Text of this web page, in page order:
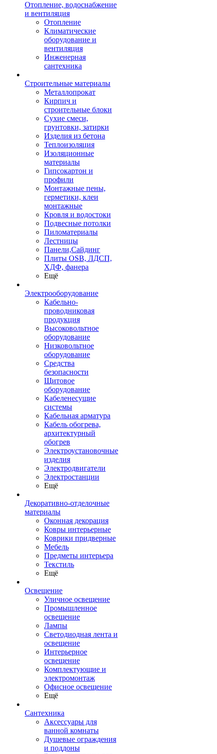
Отопление, водоснабжение
и вентиляция
Отопление
Климатические
оборудование и
вентиляция
Инженерная
сантехника
Строительные материалы
Металлопрокат
Кирпич и
строительные блоки
Сухие смеси,
грунтовки, затирки
Изделия из бетона
Теплоизоляция
Изоляционные
материалы
Гипсокартон и
профили
Монтажные пены,
герметики, клеи
монтажные
Кровля и водостоки
Подвесные потолки
Пиломатериалы
Лестницы
Панели,Сайдинг
Плиты OSB, ЛДСП,
ХДФ, фанера
Ещё
Электрооборудование
Кабельно-
проводниковая
продукция
Высоковольтное
оборудование
Низковольтное
оборудование
Средства
безопасности
Щитовое
оборудование
Кабеленесущие
системы
Кабельная арматура
Кабель обогрева,
архитектурный
обогрев
Электроустановочные
изделия
Электродвигатели
Электростанции
Ещё
Декоративно-отделочные
материалы
Оконная декорация
Ковры интерьерные
Коврики придверные
Мебель
Предметы интерьера
Текстиль
Ещё
Освещение
Уличное освещение
Промышленное
освещение
Лампы
Светодиодная лента и
освещение
Интерьерное
освещение
Комплектующие и
электромонтаж
Офисное освещение
Ещё
Сантехника
Аксессуары для
ванной комнаты
Душевые ограждения
и поддоны